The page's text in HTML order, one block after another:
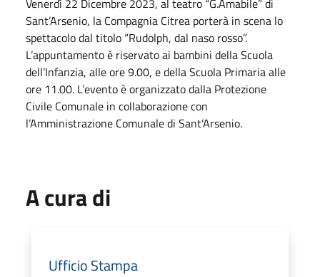
Sant’Arsenio, la Compagnia Citrea porterà in scena lo
spettacolo dal titolo “Rudolph, dal naso rosso”.
L’appuntamento è riservato ai bambini della Scuola
dell’Infanzia, alle ore 9.00, e della Scuola Primaria alle
ore 11.00. L’evento è organizzato dalla Protezione
Civile Comunale in collaborazione con
l’Amministrazione Comunale di Sant’Arsenio.
A cura di
Ufficio Stampa